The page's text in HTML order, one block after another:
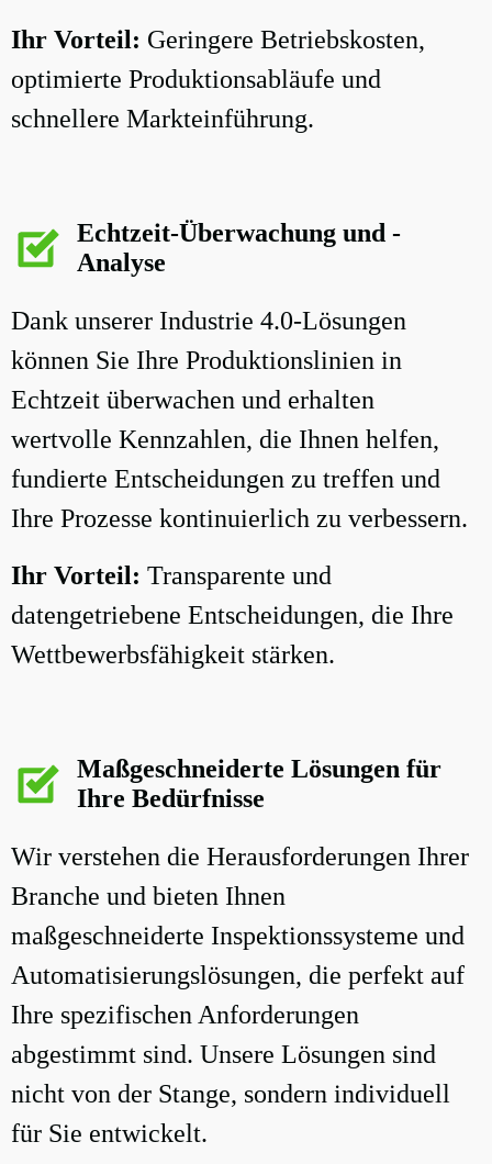
Ihr Vorteil: Geringere Betriebskosten,
optimierte Produktionsabläufe und
schnellere Markteinführung.
Echtzeit-Überwachung und -
Analyse
Dank unserer Industrie 4.0-Lösungen
können Sie Ihre Produktionslinien in
Echtzeit überwachen und erhalten
wertvolle Kennzahlen, die Ihnen helfen,
fundierte Entscheidungen zu treffen und
Ihre Prozesse kontinuierlich zu verbessern.
Ihr Vorteil: Transparente und
datengetriebene Entscheidungen, die Ihre
Wettbewerbsfähigkeit stärken.
Maßgeschneiderte Lösungen für
Ihre Bedürfnisse
Wir verstehen die Herausforderungen Ihrer
Branche und bieten Ihnen
maßgeschneiderte Inspektionssysteme und
Automatisierungslösungen, die perfekt auf
Ihre spezifischen Anforderungen
abgestimmt sind. Unsere Lösungen sind
nicht von der Stange, sondern individuell
für Sie entwickelt.